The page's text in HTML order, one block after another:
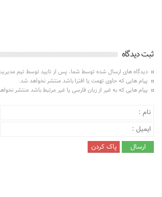
ثبت دیدگاه
دیدگاه های ارسال شده توسط شما، پس از تایید توسط تیم
پیام هایی که حاوی تهمت یا افترا باشد منتشر نخواهد شد.
پیام هایی که به غیر از زبان فارسی یا غیر مرتبط باشد منتشر